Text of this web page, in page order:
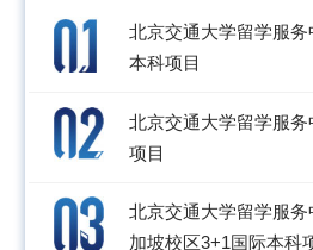
北京交通大学留学服
本科项目
北京交通大学留学服
项目
北京交通大学留学服
加坡校区3+1国际本科